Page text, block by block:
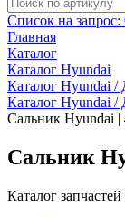
Список на запрос:
Главная
Каталог
Каталог Hyundai
Каталог Hyundai
Каталог Hyundai /
Сальник Hyundai |
Сальник
Каталог запчастей